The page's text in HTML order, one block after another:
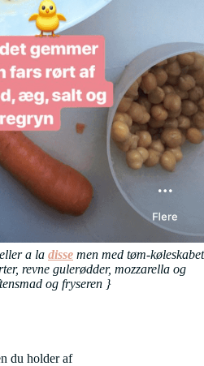
a la disse men med tøm-køleskabet
revne gulerødder, mozzarella og
og fryseren }
du holder af